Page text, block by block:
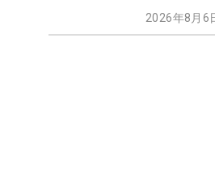
2026年8月6